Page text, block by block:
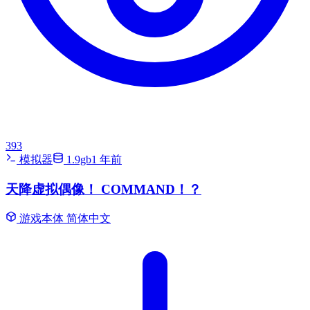
393
模拟器
1.9gb1 年前
天降虚拟偶像！ COMMAND！？
游戏本体 简体中文